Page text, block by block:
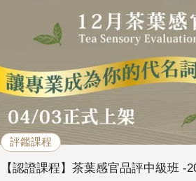
評鑑課程
【認證課程】茶葉感官品評中級班 -